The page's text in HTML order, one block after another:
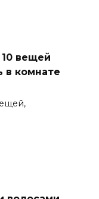
вещей
в комнате